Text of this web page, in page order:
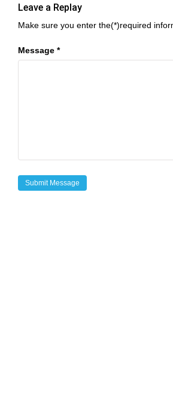
Leave a Replay
Make sure you enter the(*)required
Message *